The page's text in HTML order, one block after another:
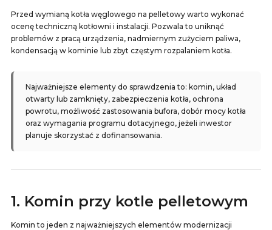
Przed wymianą kotła węglowego na pelletowy warto wykonać
ocenę techniczną kotłowni i instalacji. Pozwala to uniknąć
problemów z pracą urządzenia, nadmiernym zużyciem paliwa,
kondensacją w kominie lub zbyt częstym rozpalaniem kotła.
Najważniejsze elementy do sprawdzenia to: komin, układ
otwarty lub zamknięty, zabezpieczenia kotła, ochrona
powrotu, możliwość zastosowania bufora, dobór mocy kotła
oraz wymagania programu dotacyjnego, jeżeli inwestor
planuje skorzystać z dofinansowania.
1. Komin przy kotle pelletowym
Komin to jeden z najważniejszych elementów modernizacji